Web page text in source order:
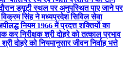
दौरान ड्यूटी स्थल पर अनुपस्थित पाए जाने पर
सिंह ने मध्यप्रदेश सिविल सेवा
नियम 1966 में प्रदत्त शक्तियों का
कर निरीक्षक श्री दोहरे को तत्काल प्रभाव
दोहरे को नियमानुसार जीवन निर्वाह भत्ते